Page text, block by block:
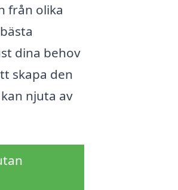
från olika
dina behov
skapa den
njuta av